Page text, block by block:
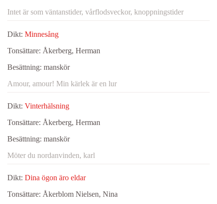
Intet är som väntanstider, vårflodsveckor, knoppningstider
Dikt: Minnesång
Tonsättare: Åkerberg, Herman
Besättning: manskör
Amour, amour! Min kärlek är en lur
Dikt: Vinterhälsning
Tonsättare: Åkerberg, Herman
Besättning: manskör
Möter du nordanvinden, karl
Dikt: Dina ögon äro eldar
Tonsättare: Åkerblom Nielsen, Nina